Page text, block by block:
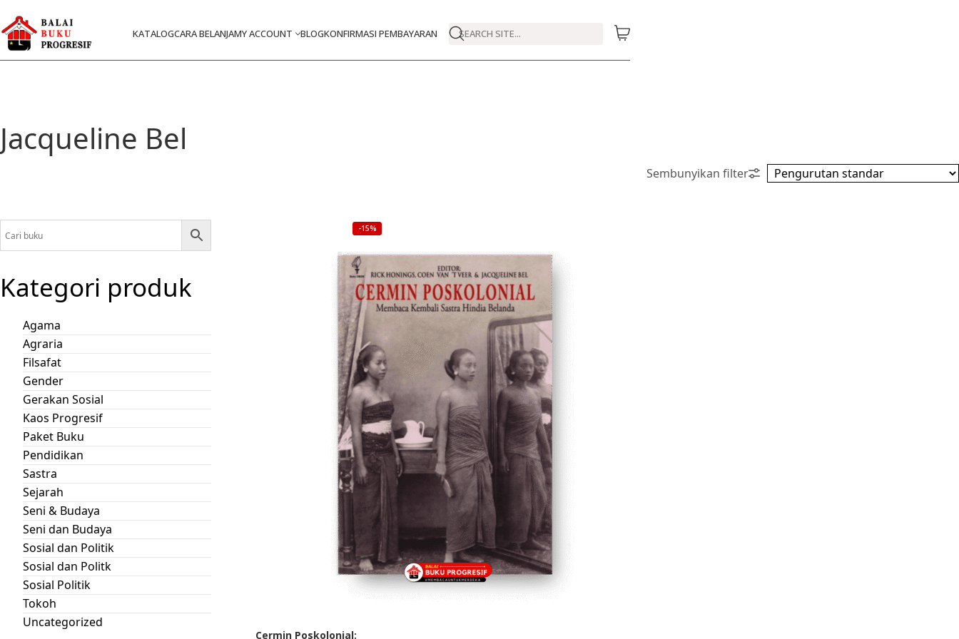
KATALOGCARA BELANJAMY ACCOUNT BLOGKONFIRMASI PEMBAYARAN SEARCH SITE...
Jacqueline Bel
-15%
Cermin Poskolonial:
Kategori produk
Agama
Agraria
Filsafat
Gender
Gerakan Sosial
Kaos Progresif
Paket Buku
Pendidikan
Sastra
Sejarah
Seni & Budaya
Seni dan Budaya
Sosial dan Politik
Sosial dan Politk
Sosial Politik
Tokoh
Uncategorized